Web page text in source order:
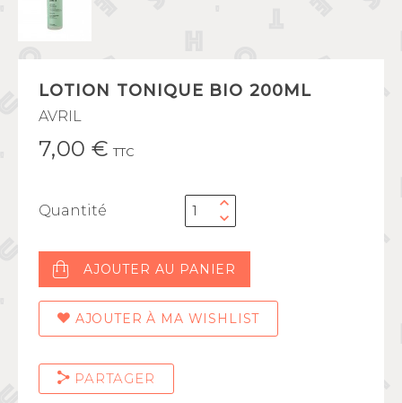
LOTION TONIQUE BIO 200ML
AVRIL
7,00 € TTC
Quantité
AJOUTER AU PANIER
AJOUTER À MA WISHLIST
PARTAGER